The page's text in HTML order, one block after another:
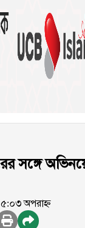
সঙ্গে
অপরাহ্ন